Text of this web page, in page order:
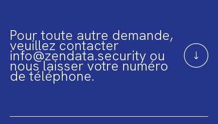
Pour toute autre demande,
veuillez contacter
info@zendata.security ou
nous laisser votre numéro
de téléphone.